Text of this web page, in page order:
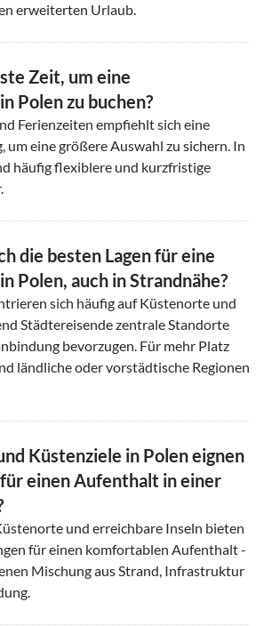
erweiterten Urlaub.
Zeit, um eine
Polen zu buchen?
Ferienzeiten empfiehlt sich eine
um eine größere Auswahl zu sichern. In
häufig flexiblere und kurzfristige
die besten Lagen für eine
Polen, auch in Strandnähe?
sich häufig auf Küstenorte und
Städtereisende zentrale Standorte
bevorzugen. Für mehr Platz
ländliche oder vorstädtische Regionen
Küstenziele in Polen eignen
einen Aufenthalt in einer
und erreichbare Inseln bieten
für einen komfortablen Aufenthalt -
Mischung aus Strand, Infrastruktur